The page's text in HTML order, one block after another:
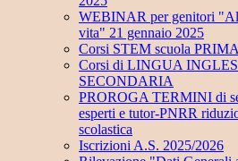
WEBINAR per genitori
vita" 21 gennaio 2025
Corsi STEM scuola
Corsi di LINGUA
SECONDARIA
PROROGA TERMINI di
esperti e tutor-PNRR
scolastica
Iscrizioni A.S. 2025/2026